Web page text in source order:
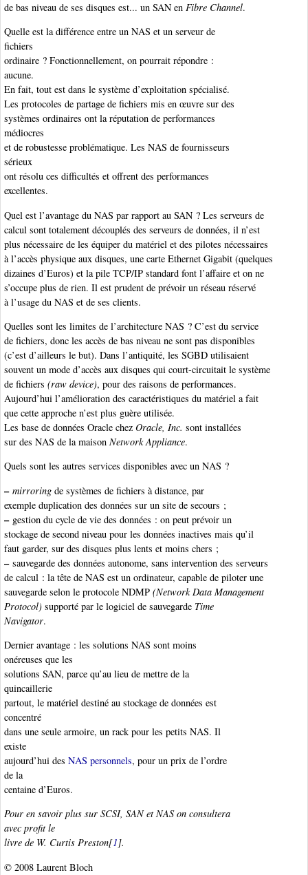
de bas niveau de ses disques est... un SAN en Fibre Channel.
Quelle est la différence entre un NAS et un serveur de
fichiers
ordinaire ? Fonctionnellement, on pourrait répondre :
aucune.
En fait, tout est dans le système d’exploitation spécialisé.
Les protocoles de partage de fichiers mis en œuvre sur des
systèmes ordinaires ont la réputation de performances
médiocres
et de robustesse problématique. Les NAS de fournisseurs
sérieux
ont résolu ces difficultés et offrent des performances
excellentes.
Quel est l’avantage du NAS par rapport au SAN ? Les serveurs de
calcul sont totalement découplés des serveurs de données, il n’est
plus nécessaire de les équiper du matériel et des pilotes nécessaires
à l’accès physique aux disques, une carte Ethernet Gigabit (quelques
dizaines d’Euros) et la pile TCP/IP standard font l’affaire et on ne
s’occupe plus de rien. Il est prudent de prévoir un réseau réservé
à l’usage du NAS et de ses clients.
Quelles sont les limites de l’architecture NAS ? C’est du service
de fichiers, donc les accès de bas niveau ne sont pas disponibles
(c’est d’ailleurs le but). Dans l’antiquité, les SGBD utilisaient
souvent un mode d’accès aux disques qui court-circuitait le système
de fichiers (raw device), pour des raisons de performances.
Aujourd’hui l’amélioration des caractéristiques du matériel a fait
que cette approche n’est plus guère utilisée.
Les base de données Oracle chez Oracle, Inc. sont installées
sur des NAS de la maison Network Appliance.
Quels sont les autres services disponibles avec un NAS ?
– mirroring de systèmes de fichiers à distance, par
exemple duplication des données sur un site de secours ;
–gestion du cycle de vie des données : on peut prévoir un
stockage de second niveau pour les données inactives mais qu’il
faut garder, sur des disques plus lents et moins chers ;
–sauvegarde des données autonome, sans intervention des serveurs
de calcul : la tête de NAS est un ordinateur, capable de piloter une
sauvegarde selon le protocole NDMP (Network Data Management
Protocol) supporté par le logiciel de sauvegarde Time
Navigator.
Dernier avantage : les solutions NAS sont moins
onéreuses que les
solutions SAN, parce qu’au lieu de mettre de la
quincaillerie
partout, le matériel destiné au stockage de données est
concentré
dans une seule armoire, un rack pour les petits NAS. Il
existe
aujourd’hui des NAS personnels, pour un prix de l’ordre
de la
centaine d’Euros.
Pour en savoir plus sur SCSI, SAN et NAS on consultera
avec profit le
livre de W. Curtis Preston[1].
© 2008 Laurent Bloch